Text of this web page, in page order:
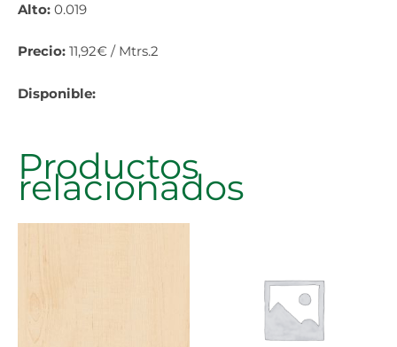
Alto: 0.019
Precio: 11,92€ / Mtrs.2
Disponible:
Productos
relacionados